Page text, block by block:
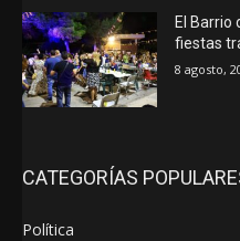
El Barrio
fiestas
8 agosto,
CATEGORÍAS
Política